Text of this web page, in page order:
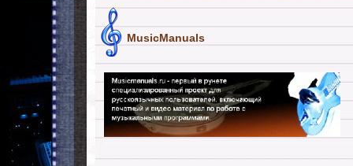
MusicManuals